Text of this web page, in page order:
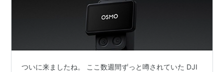
ついに来ましたね。 ここ数週間ずっと噂されていた DJI